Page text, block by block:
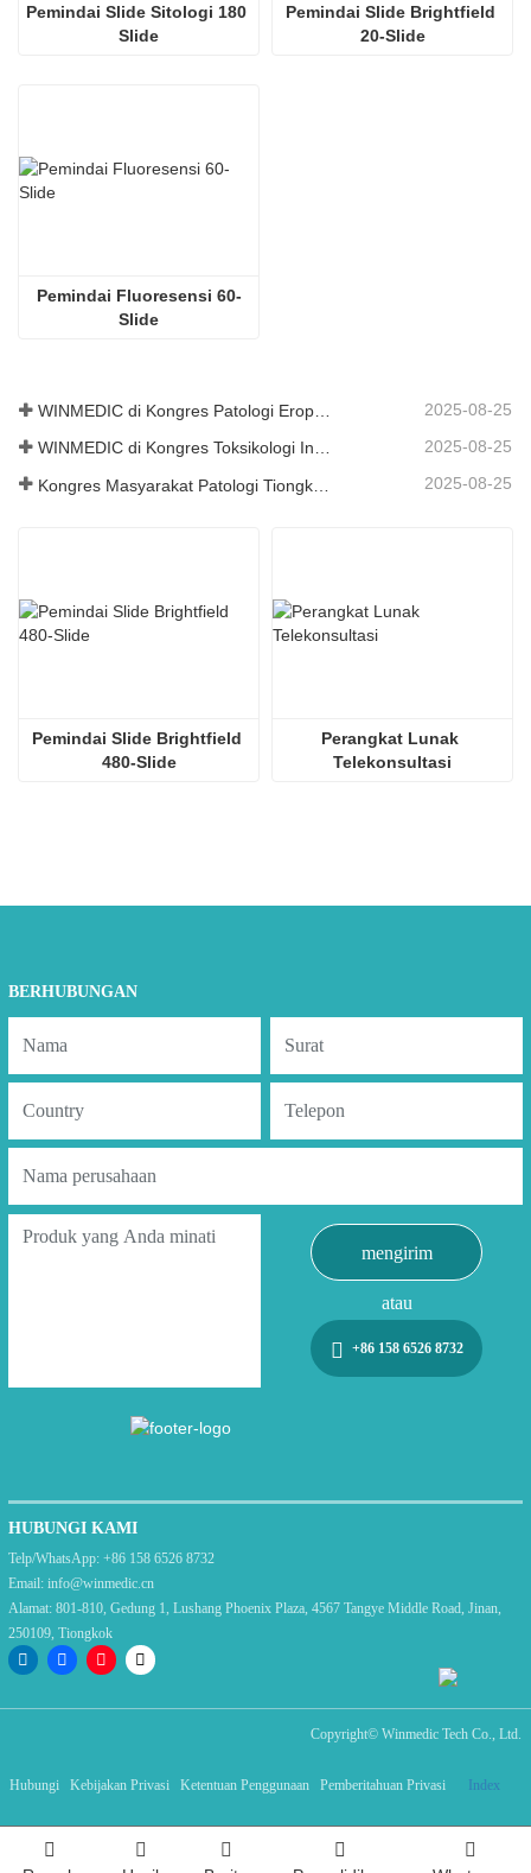
Pemindai Slide Sitologi 180
Slide
Pemindai Slide Brightfield
20-Slide
Pemindai Fluoresensi 60-
Slide
2025-08-25
WINMEDIC di Kongres Toksikologi Internasional ke-17 2025-08-25
2025-08-25
Pemindai Slide Brightfield
480-Slide
Perangkat Lunak
Telekonsultasi
BERHUBUNGAN
mengirim
atau
+86 158 6526 8732
HUBUNGI KAMI
Telp/WhatsApp: +86 158 6526 8732
Email: info@winmedic.cn
Alamat: 801-810, Gedung 1, Lushang Phoenix Plaza, 4567 Tangye Middle Road, Jinan,
250109, Tiongkok
Copyright© Winmedic Tech Co., Ltd.
Hubungi Kebijakan Privasi Ketentuan Penggunaan Pemberitahuan Privasi Index